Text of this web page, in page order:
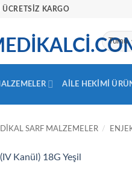
KARGO
AILE HEKIMI
SARF MALZEMELER /